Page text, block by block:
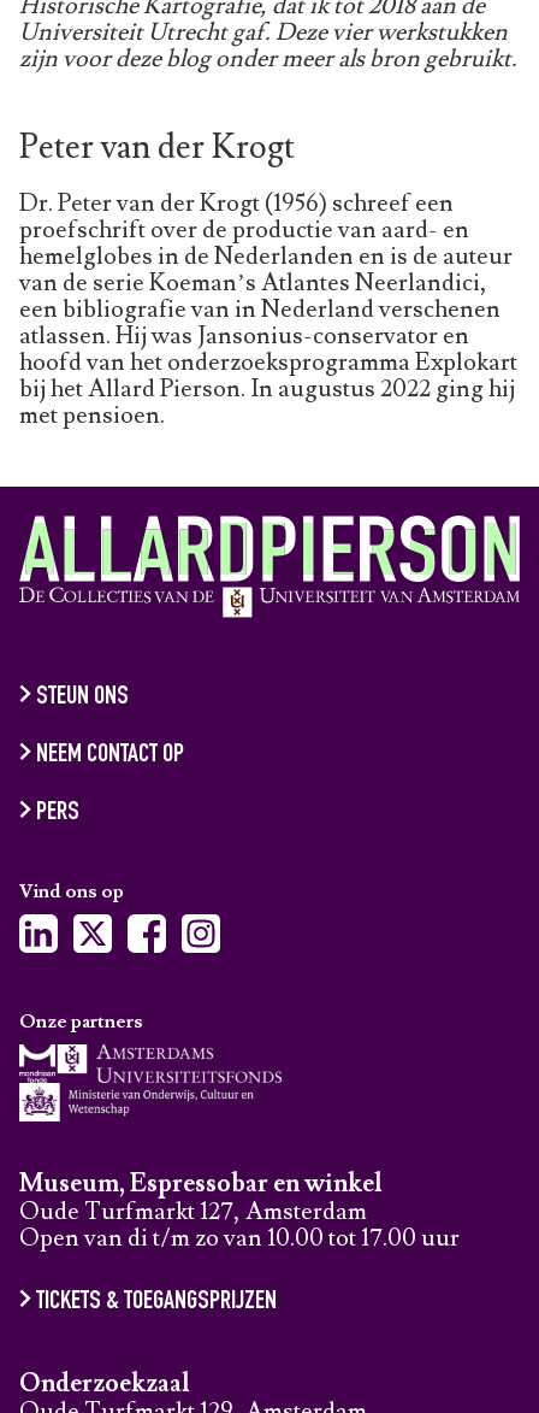
Universiteit Utrecht gaf. Deze vier werkstukken
zijn voor deze blog onder meer als bron gebruikt.
Peter van der Krogt
Dr. Peter van der Krogt (1956) schreef een
proefschrift over de productie van aard- en
hemelglobes in de Nederlanden en is de auteur
van de serie Koeman’s Atlantes Neerlandici,
een bibliografie van in Nederland verschenen
atlassen. Hij was Jansonius-conservator en
hoofd van het onderzoeksprogramma Explokart
bij het Allard Pierson. In augustus 2022 ging hij
met pensioen.
STEUN ONS
NEEM CONTACT OP
PERS
Vind ons op
Museum, Espressobar en winkel
Oude Turfmarkt 127, Amsterdam
Open van di t/m zo van 10.00 tot 17.00 uur
TICKETS & TOEGANGSPRIJZEN
Onderzoekzaal
Onze partners